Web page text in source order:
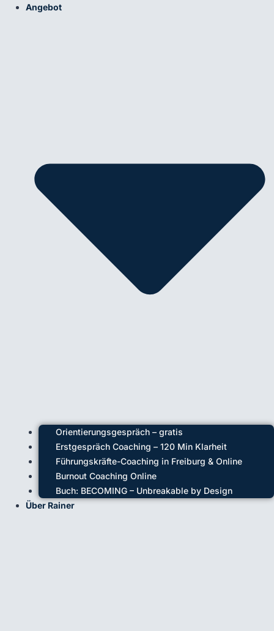
Angebot
Orientierungsgespräch – gratis
Erstgespräch Coaching – 120 Min Klarheit
Führungskräfte-Coaching in Freiburg & Online
Burnout Coaching Online
Buch: BECOMING – Unbreakable by Design
Über Rainer